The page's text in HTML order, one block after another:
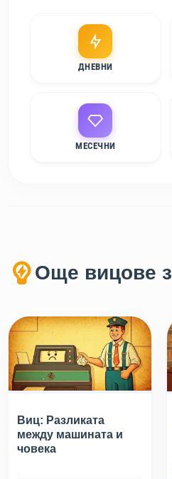
ДНЕВНИ
МЕСЕЧНИ
Още вицове
Виц: Разликата
между машината и
човека